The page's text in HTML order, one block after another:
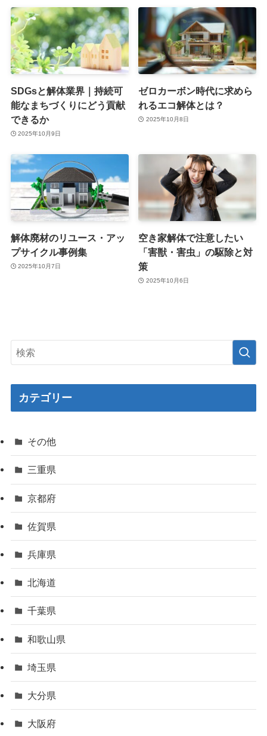
SDGsと解体業界｜持続可
能なまちづくりにどう貢献
できるか
2025年10月9日
ゼロカーボン時代に求めら
れるエコ解体とは？
2025年10月8日
解体廃材のリユース・アッ
プサイクル事例集
2025年10月7日
空き家解体で注意したい
「害獣・害虫」の駆除と対
策
2025年10月6日
カテゴリー
その他
三重県
京都府
佐賀県
兵庫県
北海道
千葉県
和歌山県
埼玉県
大分県
大阪府